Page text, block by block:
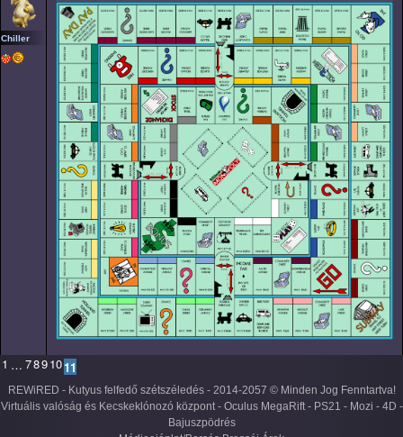
Chiller
1 … 7891011
REWiRED - Kutyus felfedő szétszéledés - 2014-2057 © Minden Jog Fenntartva!
Virtuális valóság és Kecskeklónozó központ - Oculus MegaRift - PS21 - Mozi - 4D -
Bajuszpödrés